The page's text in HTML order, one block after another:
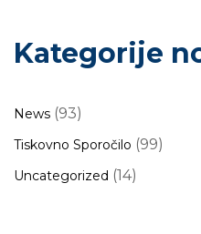
Kategorije
News (93)
Tiskovno Sporočilo (99)
Uncategorized (14)